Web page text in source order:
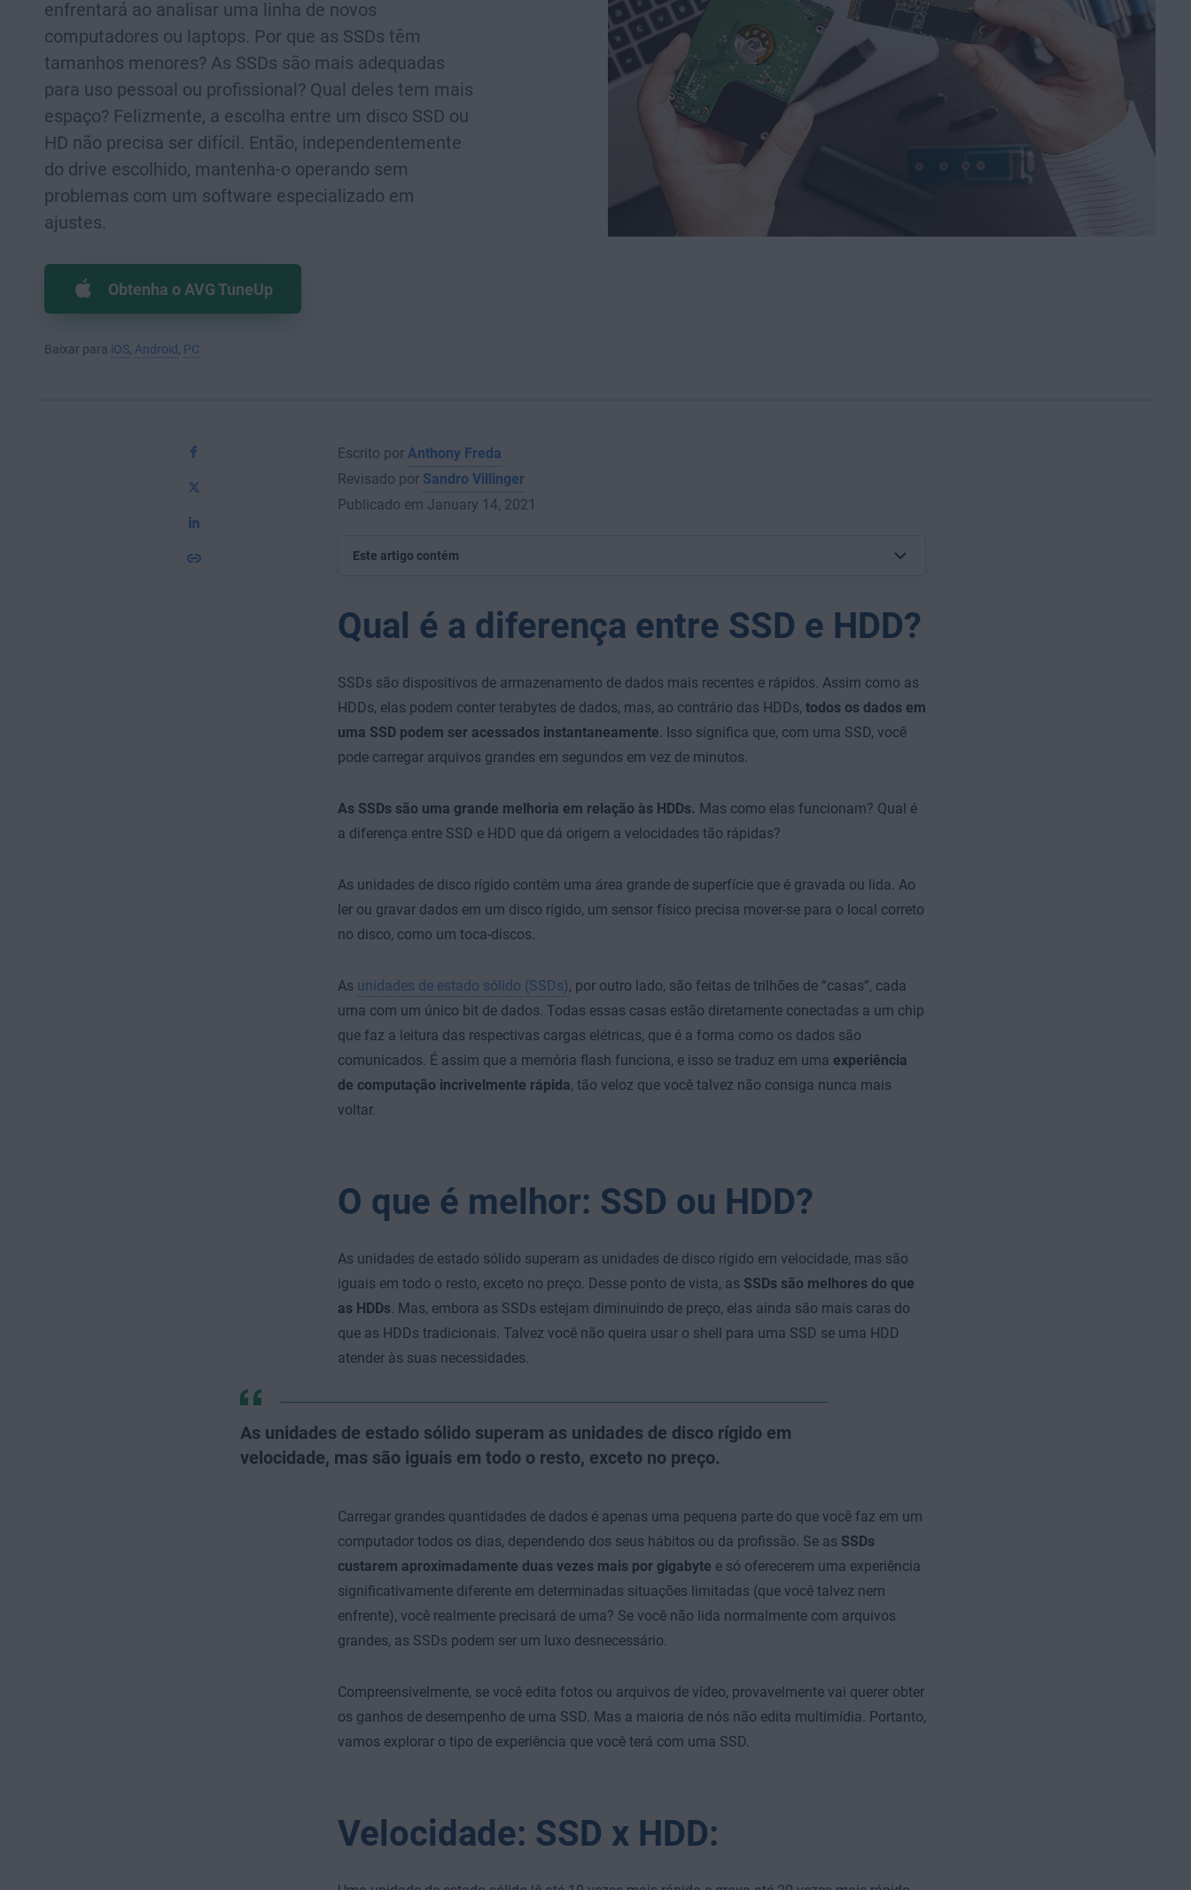
enfrentará ao analisar uma linha de novos
computadores ou laptops. Por que as SSDs têm
tamanhos menores? As SSDs são mais adequadas
para uso pessoal ou profissional? Qual deles tem mais
espaço? Felizmente, a escolha entre um disco SSD ou
HD não precisa ser difícil. Então, independentemente
do drive escolhido, mantenha-o operando sem
problemas com um software especializado em
ajustes.
Obtenha o AVG TuneUp
Baixar para iOS Android PC
Escrito por Anthony Freda
Revisado por Sandro Villinger
Publicado em January 14, 2021
Este artigo contém
Qual é a diferença entre SSD e HDD?
SSDs são dispositivos de armazenamento de dados mais recentes e rápidos. Assim como as
HDDs, elas podem conter terabytes de dados, mas, ao contrário das HDDs, todos os dados em
uma SSD podem ser acessados instantaneamente. Isso significa que, com uma SSD, você
pode carregar arquivos grandes em segundos em vez de minutos.
As SSDs são uma grande melhoria em relação às HDDs. Mas como elas funcionam? Qual é
a diferença entre SSD e HDD que dá origem a velocidades tão rápidas?
As unidades de disco rígido contêm uma área grande de superfície que é gravada ou lida. Ao
ler ou gravar dados em um disco rígido, um sensor físico precisa mover-se para o local correto
no disco, como um toca-discos.
As unidades de estado sólido (SSDs), por outro lado, são feitas de trilhões de “casas”, cada
uma com um único bit de dados. Todas essas casas estão diretamente conectadas a um chip
que faz a leitura das respectivas cargas elétricas, que é a forma como os dados são
comunicados. É assim que a memória flash funciona, e isso se traduz em uma experiência
de computação incrivelmente rápida, tão veloz que você talvez não consiga nunca mais
voltar.
O que é melhor: SSD ou HDD?
As unidades de estado sólido superam as unidades de disco rígido em velocidade, mas são
iguais em todo o resto, exceto no preço. Desse ponto de vista, as SSDs são melhores do que
as HDDs. Mas, embora as SSDs estejam diminuindo de preço, elas ainda são mais caras do
que as HDDs tradicionais. Talvez você não queira usar o shell para uma SSD se uma HDD
atender às suas necessidades.
As unidades de estado sólido superam as unidades de disco rígido em
velocidade, mas são iguais em todo o resto, exceto no preço.
Carregar grandes quantidades de dados é apenas uma pequena parte do que você faz em um
computador todos os dias, dependendo dos seus hábitos ou da profissão. Se as SSDs
custarem aproximadamente duas vezes mais por gigabyte e só oferecerem uma experiência
significativamente diferente em determinadas situações limitadas (que você talvez nem
enfrente), você realmente precisará de uma? Se você não lida normalmente com arquivos
grandes, as SSDs podem ser um luxo desnecessário.
Compreensivelmente, se você edita fotos ou arquivos de vídeo, provavelmente vai querer obter
os ganhos de desempenho de uma SSD. Mas a maioria de nós não edita multimídia. Portanto,
vamos explorar o tipo de experiência que você terá com uma SSD.
Velocidade: SSD x HDD: